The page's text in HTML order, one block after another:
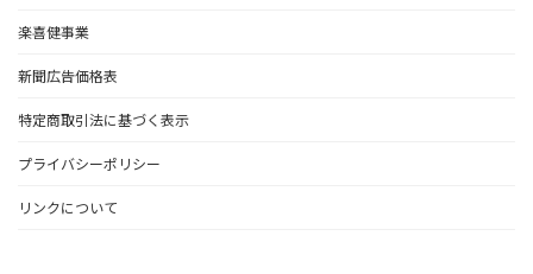
楽喜健事業
新聞広告価格表
特定商取引法に基づく表示
プライバシーポリシー
リンクについて